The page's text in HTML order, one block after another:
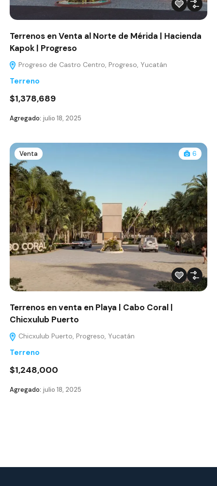
Terrenos en Venta al Norte de Mérida | Hacienda
Kapok | Progreso
Progreso de Castro Centro, Progreso, Yucatán
Terreno
$1,378,689
Agregado: julio 18, 2025
Venta 6
Terrenos en venta en Playa | Cabo Coral |
Chicxulub Puerto
Chicxulub Puerto, Progreso, Yucatán
Terreno
$1,248,000
Agregado: julio 18, 2025